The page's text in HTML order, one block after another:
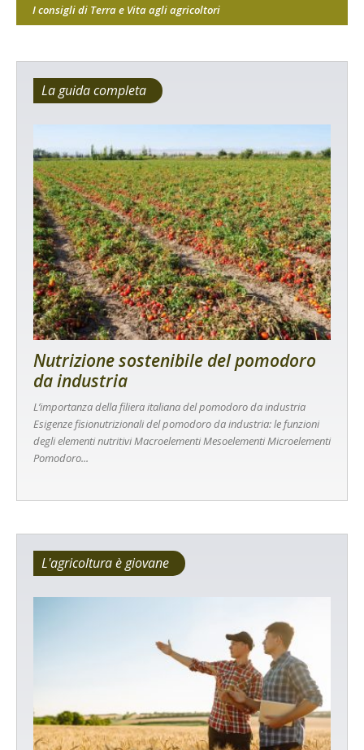
I consigli di Terra e Vita agli agricoltori
La guida completa
Nutrizione sostenibile del pomodoro
da industria
L’importanza della filiera italiana del pomodoro da industria
Esigenze fisionutrizionali del pomodoro da industria: le funzioni
degli elementi nutritivi Macroelementi Mesoelementi Microelementi
Pomodoro...
L'agricoltura è giovane